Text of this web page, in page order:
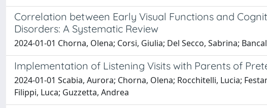
Correlation between Early Visual Functions and
Disorders: A Systematic Review
2024-01-01 Chorna, Olena; Corsi, Giulia; Del Secco, Sabrina;
Implementation of Listening Visits with Parents of
2024-01-01 Scabia, Aurora; Chorna, Olena; Rocchitelli, Lucia;
Filippi, Luca; Guzzetta, Andrea